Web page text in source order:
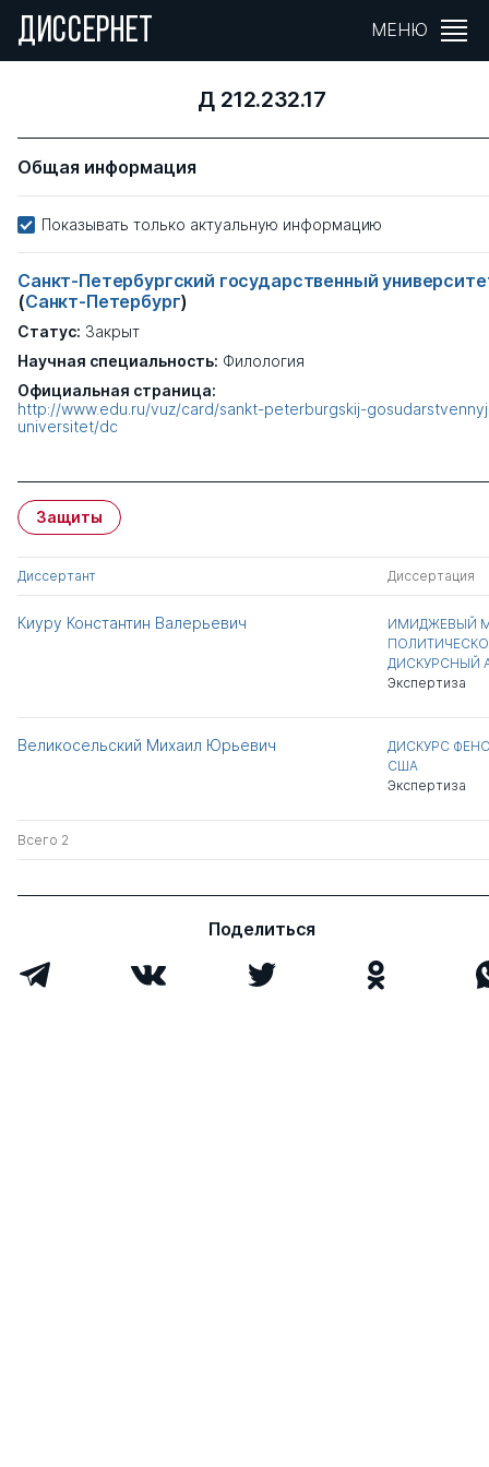
ДИССЕРНЕТ МЕНЮ
Д 212.232.17
Общая информация
Показывать только актуальную информацию
Санкт-Петербургский государственный
(Санкт-Петербург)
Статус: Закрыт
Научная специальность: Филология
Официальная страница:
http://www.edu.ru/vuz/card/sankt-peterburgskij-
universitet/dc
Защиты
Диссертант Диссертация
Киуру Константин Валерьевич
ИМИДЖЕВЫЙ
ДИСКУРСНЫЙ
Экспертиза
Великосельский Михаил Юрьевич
ДИСКУРС
США
Экспертиза
Всего 2
Поделиться